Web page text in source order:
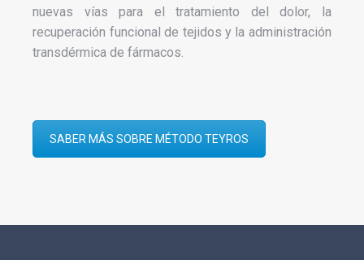
nuevas vías para el tratamiento del dolor, la
recuperación funcional de tejidos y la administración
transdérmica de fármacos.
SABER MÁS SOBRE MÉTODO TEYROS